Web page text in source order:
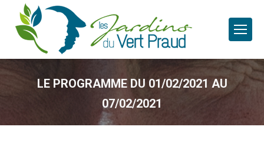
LE PROGRAMME DU 01/02/2021 AU
07/02/2021